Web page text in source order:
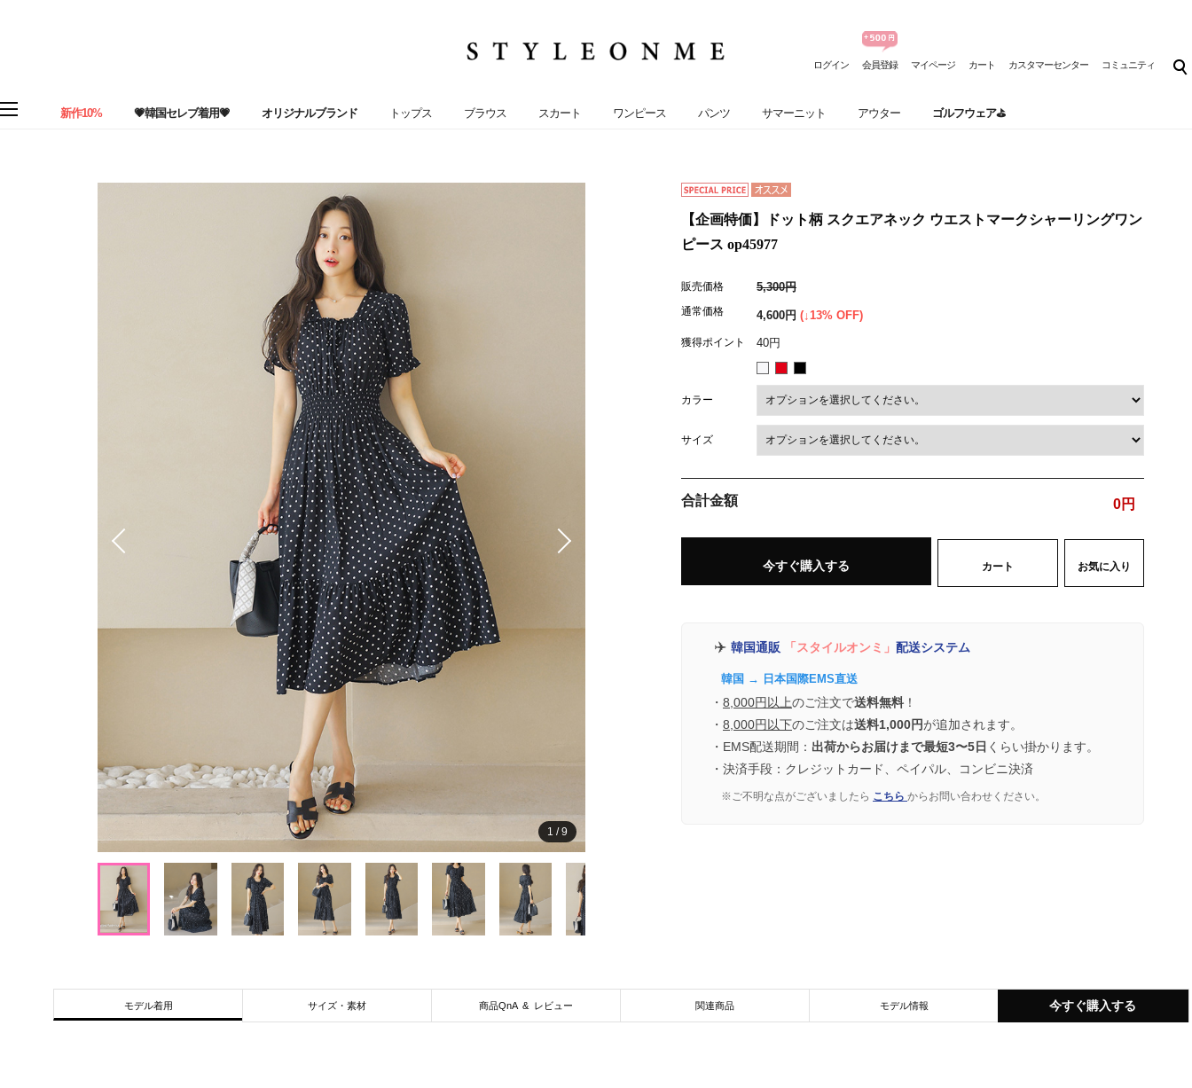
ログイン 会員登録 マイページ カート カスタマーセンター コミュニティ
新作10% 💗韓国セレブ着用💗 オリジナルブランド トップス ブラウス スカート ワンピース パンツ サマーニット アウター ゴルフウェア⛳
1 /9
【企画特価】ドット柄 スクエアネック ウエストマークシャーリングワン
ピース op45977
販売価格 5,300円
通常価格 4,600円 (↓13% OFF)
獲得ポイント 40円
カラー
サイズ
合計金額 0円
今すぐ購入する カート お気に入り
✈️ 韓国通販 「スタイルオンミ」 配送システム
韓国 → 日本国際EMS直送
・ 8,000円以上のご注文で送料無料 ！
・ 8,000円以下のご注文は送料1,000円が追加されます。
・EMS配送期間： 出荷からお届けまで最短3〜5日 くらい掛かります。
・決済手段：クレジットカード、ペイパル、コンビニ決済
※ご不明な点がございましたら こちら からお問い合わせください。
モデル着用 サイズ・素材 商品QnA & レビュー 関連商品 モデル情報 今すぐ購入する